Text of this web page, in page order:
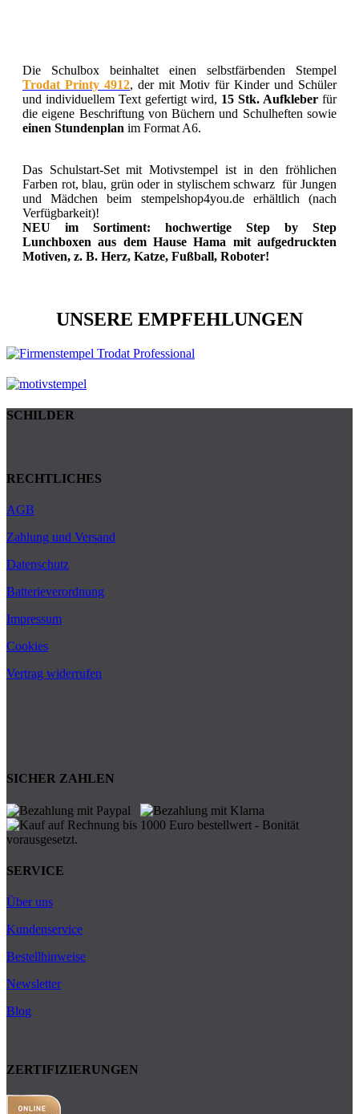
Die Schulbox beinhaltet einen selbstfärbenden Stempel
Trodat Printy 4912, der mit Motiv für Kinder und Schüler
und individuellem Text gefertigt wird, 15 Stk. Aufkleber für
die eigene Beschriftung von Büchern und Schulheften sowie
einen Stundenplan im Format A6.
Das Schulstart-Set mit Motivstempel ist in den fröhlichen
Farben rot, blau, grün oder in stylischem schwarz für Jungen
und Mädchen beim stempelshop4you.de erhältlich (nach
Verfügbarkeit)!
NEU im Sortiment: hochwertige Step by Step
Lunchboxen aus dem Hause Hama mit aufgedruckten
Motiven, z. B. Herz, Katze, Fußball, Roboter!
UNSERE EMPFEHLUNGEN
SCHILDER
RECHTLICHES
AGB
Zahlung und Versand
Datenschutz
Batterieverordnung
Impressum
Cookies
Vertrag widerrufen
SICHER ZAHLEN
SERVICE
Über uns
Kundenservice
Bestellhinweise
Newsletter
Blog
ZERTIFIZIERUNGEN